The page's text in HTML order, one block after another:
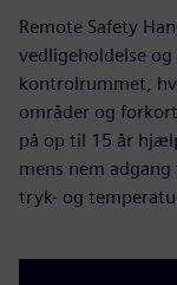
Remote Safety
vedligeholdelse
kontrolrummet,
områder og
på op til 15 år
mens nem
tryk- og